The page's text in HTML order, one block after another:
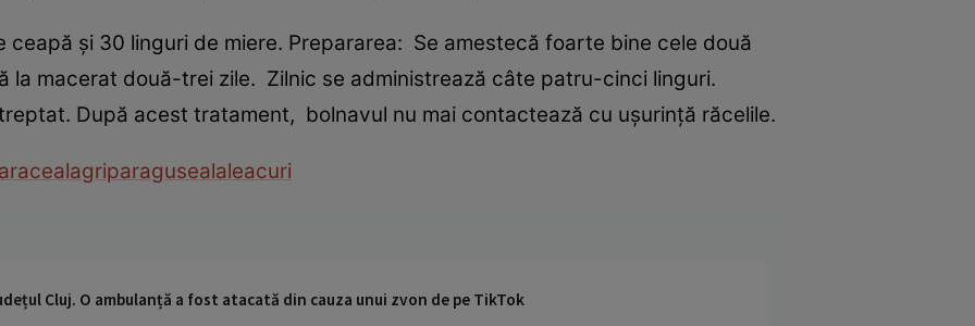
ceapă și 30 linguri de miere. Prepararea: Se amestecă foarte bine cele două
la macerat două-trei zile. Zilnic se administrează câte patru-cinci linguri.
După acest tratament, bolnavul nu mai contactează cu ușurință răcelile.
racealagriparagusealaleacuri
Cluj. O ambulanță a fost atacată din cauza unui zvon de pe TikTok